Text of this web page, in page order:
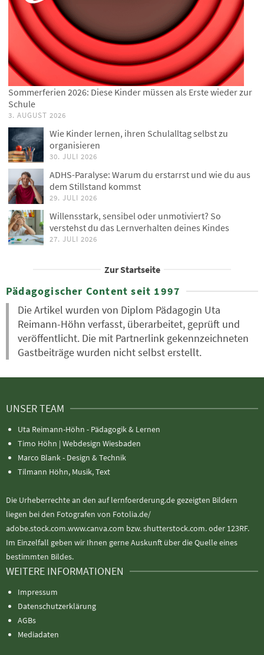
Sommerferien 2026: Diese Kinder müssen als Erste wieder zur
Schule
3. AUGUST 2026
Wie Kinder lernen, ihren Schulalltag selbst zu
organisieren
30. JULI 2026
ADHS-Paralyse: Warum du erstarrst und wie du aus
dem Stillstand kommst
29. JULI 2026
Willensstark, sensibel oder unmotiviert? So
verstehst du das Lernverhalten deines Kindes
27. JULI 2026
Zur Startseite
Pädagogischer Content seit 1997
Die Artikel wurden von Diplom Pädagogin Uta
Reimann-Höhn verfasst, überarbeitet, geprüft und
veröffentlicht. Die mit Partnerlink gekennzeichneten
Gastbeiträge wurden nicht selbst erstellt.
UNSER TEAM
Uta Reimann-Höhn - Pädagogik & Lernen
Timo Höhn | Webdesign Wiesbaden
Marco Blank - Design & Technik
Tilmann Höhn, Musik, Text
Die Urheberrechte an den auf lernfoerderung.de gezeigten Bildern
liegen bei den Fotografen von Fotolia.de/
adobe.stock.com.www.canva.com bzw. shutterstock.com. oder 123RF.
Im Einzelfall geben wir Ihnen gerne Auskunft über die Quelle eines
bestimmten Bildes.
WEITERE INFORMATIONEN
Impressum
Datenschutzerklärung
AGBs
Mediadaten